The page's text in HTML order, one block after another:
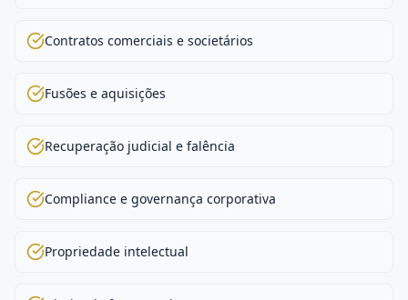
Contratos comerciais e societários
Fusões e aquisições
Recuperação judicial e falência
Compliance e governança corporativa
Propriedade intelectual